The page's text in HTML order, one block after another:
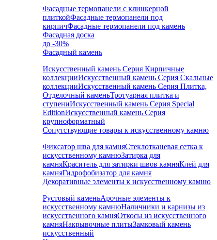
Фасадные термопанели с клинкерной
плиткойФасадные термопанели под
кирпичФасадные термопанели под камень
Фасадная доска
до -30%
Фасадный камень
Искусственный камень Серия Кирпичные
коллекцииИскусственный камень Серия Скальные
коллекцииИскусственный камень Серия Плитка,
Отделочный каменьТротуарная плитка и
ступениИскусственный камень Серия Special
EditionИскусственный камень Серия
крупноформатный
Сопутствующие товары к искусственному камню
Фиксатор шва для камняСтеклотканевая сетка к
искусственному камнюЗатирка для
камняКраситель для затирки швов камняКлей для
камняГидрофобизатор для камня
Декоративные элементы к искусственному камню
Рустовый каменьАрочные элементы к
искусственному камнюНаличники и карнизы из
искусственного камняОткосы из искусственного
камняНакрывочные плитыЗамковый камень
искусственный